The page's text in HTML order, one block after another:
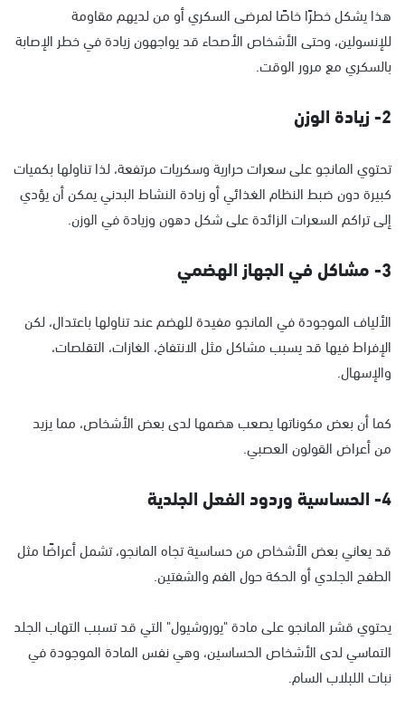
هذا يشكل خطرًا خاصًا لمرضى السكري أو من لديهم مقاومة
للإنسولين، وحتى الأشخاص الأصحاء قد يواجهون زيادة في خطر الإصابة
بالسكري مع مرور الوقت.
2- زيادة الوزن
تحتوي المانجو على سعرات حرارية وسكريات مرتفعة، لذا تناولها بكميات
كبيرة دون ضبط النظام الغذائي أو زيادة النشاط البدني يمكن أن يؤدي
إلى تراكم السعرات الزائدة على شكل دهون وزيادة في الوزن.
3- مشاكل في الجهاز الهضمي
الألياف الموجودة في المانجو مفيدة للهضم عند تناولها باعتدال، لكن
الإفراط فيها قد يسبب مشاكل مثل الانتفاخ، الغازات، التقلصات،
والإسهال.
كما أن بعض مكوناتها يصعب هضمها لدى بعض الأشخاص، مما يزيد
من أعراض القولون العصبي.
4- الحساسية وردود الفعل الجلدية
قد يعاني بعض الأشخاص من حساسية تجاه المانجو، تشمل أعراضًا مثل
الطفح الجلدي أو الحكة حول الفم والشفتين.
يحتوي قشر المانجو على مادة "يوروشيول" التي قد تسبب التهاب الجلد
التماسي لدى الأشخاص الحساسين، وهي نفس المادة الموجودة في
نبات اللبلاب السام.